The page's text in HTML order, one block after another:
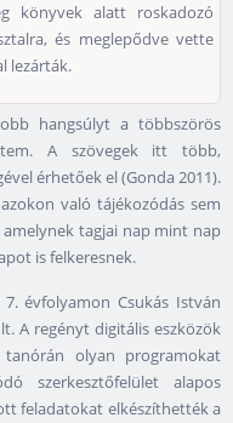
könyvek alatt roskadozó
és meglepődve vette
lezárták.
hangsúlyt a többszörös
A szövegek itt több,
érhetőek el (Gonda 2011).
való tájékozódás sem
tagjai nap mint nap
is felkeresnek.
évfolyamon Csukás István
A regényt digitális eszközök
tanórán olyan programokat
szerkesztőfelület alapos
feladatokat elkészíthették a